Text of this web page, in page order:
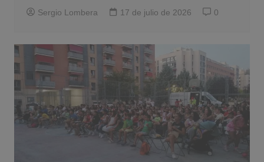
Sergio Lombera 17 de julio de 2026 0